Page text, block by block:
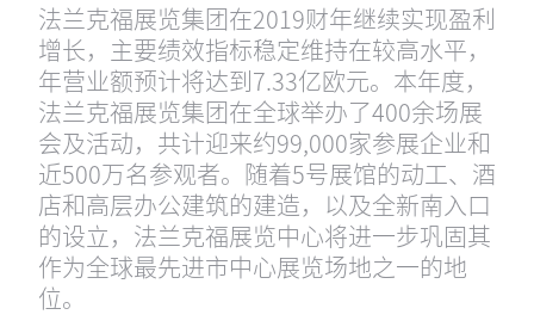
法兰克福展览集团在2019财年继续实现盈利
增长，主要绩效指标稳定维持在较高水平，
年营业额预计将达到7.33亿欧元。本年度，
法兰克福展览集团在全球举办了400余场展
会及活动，共计迎来约99,000家参展企业和
近500万名参观者。随着5号展馆的动工、酒
店和高层办公建筑的建造，以及全新南入口
的设立，法兰克福展览中心将进一步巩固其
作为全球最先进市中心展览场地之一的地
位。